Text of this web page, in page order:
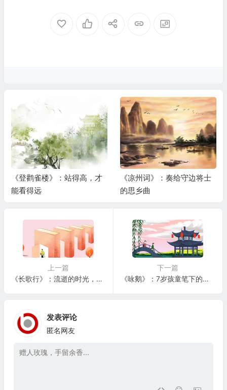
《登鹳雀楼》：站得高，才
能看得远
《凉州词》：奏给守边将士
的思乡曲
上一篇
《长歌行》：流逝的时光，一去不复返
下一篇
《咏鹅》：7岁孩童笔下的白鹅戏水图
发表评论
匿名网友